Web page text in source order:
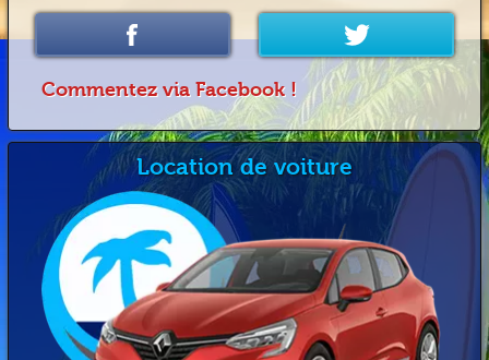
Commentez via Facebook !
Location de voiture